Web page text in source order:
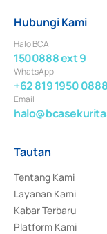
Hubungi Kami
Halo BCA
1500888 ext 9
WhatsApp
+62 819 1950 0888
Email
Tautan
Tentang Kami
Layanan Kami
Kabar Terbaru
Platform Kami